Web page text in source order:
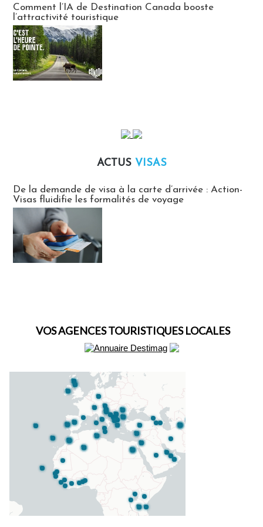
Comment l’IA de Destination Canada booste
l’attractivité touristique
ACTUS VISAS
De la demande de visa à la carte d’arrivée : Action-
Visas fluidifie les formalités de voyage
VOS AGENCES TOURISTIQUES LOCALES